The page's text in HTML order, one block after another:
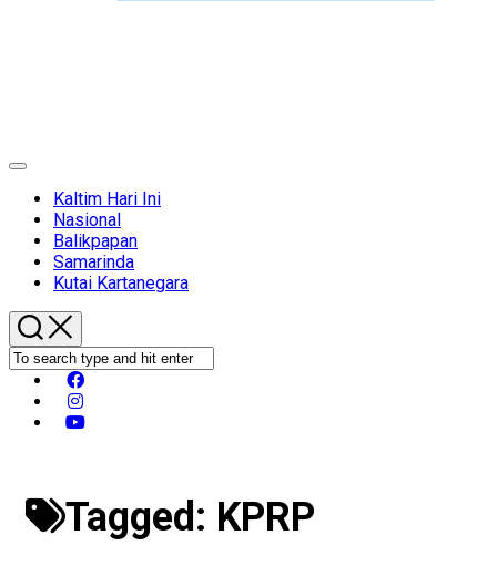
Expand
Kaltim Hari Ini
Nasional
Balikpapan
Samarinda
Kutai Kartanegara
Tagged: KPRP